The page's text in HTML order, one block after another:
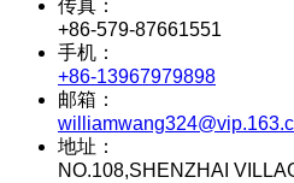
传真：
+86-579-87661551
手机：
+86-13967979898
邮箱：
地址：
NO.108,SHENZHAI